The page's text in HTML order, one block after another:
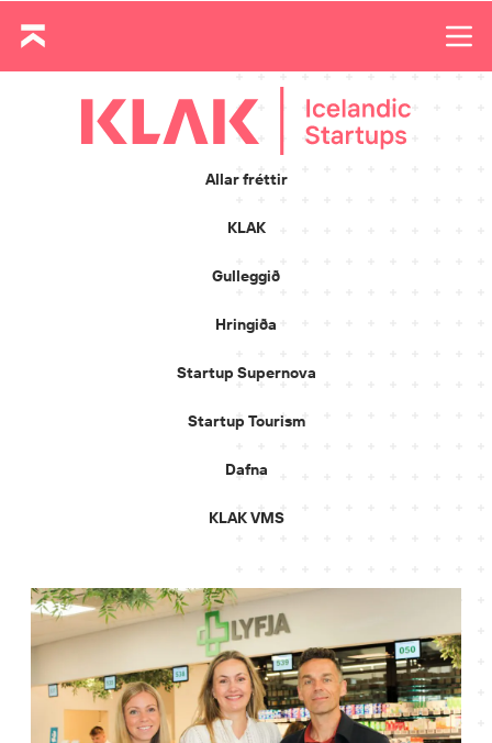
Allar fréttir
KLAK
Gulleggið
Hringiða
Startup Supernova
Startup Tourism
Dafna
KLAK VMS